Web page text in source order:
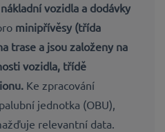
nákladní vozidla a dodávky
minipřívěsy (třída
trase a jsou založeny na
vozidla, třídě
. Ke zpracování
jednotka (OBU),
relevantní data.